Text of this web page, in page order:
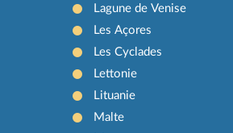
Lagune de Venise
Les Açores
Les Cyclades
Lettonie
Lituanie
Malte